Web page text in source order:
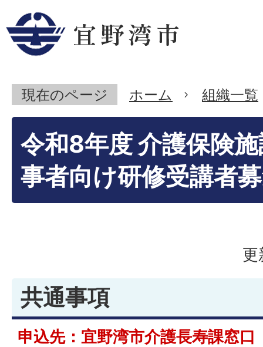
現在のページ ホーム 組織一覧
令和8年度 介護保険
事者向け研修受講者
更
共通事項
申込先：宜野湾市介護長寿課窓口